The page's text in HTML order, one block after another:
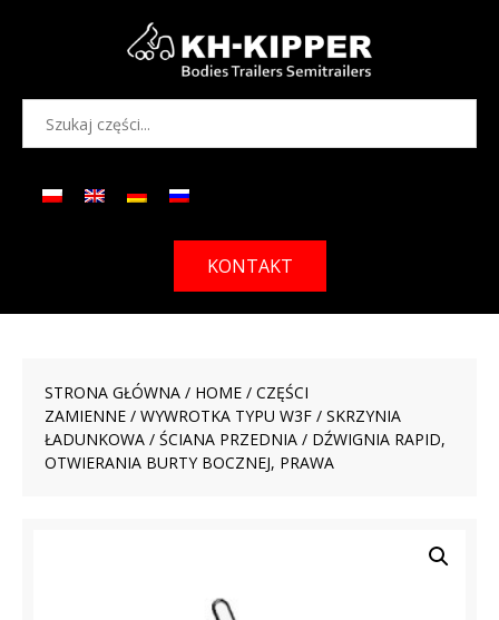
KONTAKT
STRONA GŁÓWNA / HOME / CZĘŚCI
ZAMIENNE / WYWROTKA TYPU W3F / SKRZYNIA
ŁADUNKOWA / ŚCIANA PRZEDNIA / DŹWIGNIA RAPID,
OTWIERANIA BURTY BOCZNEJ, PRAWA